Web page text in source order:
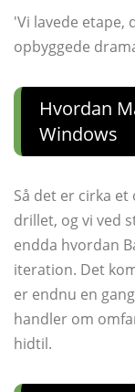
'Vi lavede etape,
opbyggede
Hvordan
Windows
Så det er cirka
drillet, og vi ved
endda hvordan
iteration. Det
er endnu en
handler om
hidtil.